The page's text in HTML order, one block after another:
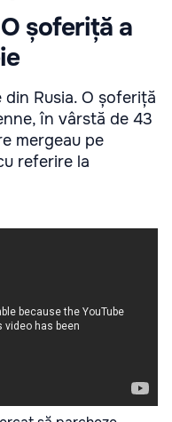
șoferiță a
Rusia. O șoferiță
în vârstă de 43
mergeau pe
referire la